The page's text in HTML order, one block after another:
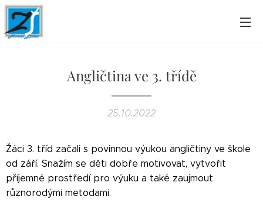
Angličtina ve 3. třídě
25.10.2022
Žáci 3. tříd začali s povinnou výukou angličtiny ve škole
od září. Snažím se děti dobře motivovat, vytvořit
příjemné prostředí pro výuku a také zaujmout
různorodými metodami.